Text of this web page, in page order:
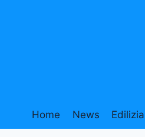
Home News Edilizia